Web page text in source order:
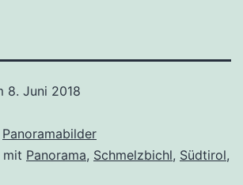
8. Juni 2018
Panoramabilder
mit Panorama, Schmelzbichl, Südtirol,